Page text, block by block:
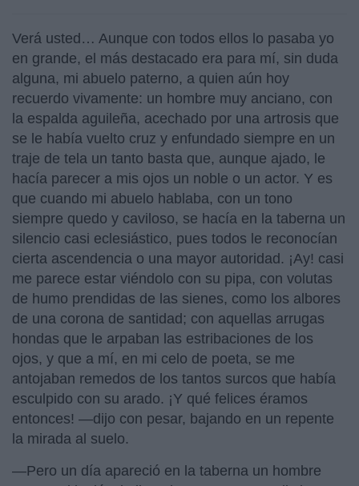
Verá usted… Aunque con todos ellos lo pasaba yo
en grande, el más destacado era para mí, sin duda
alguna, mi abuelo paterno, a quien aún hoy
recuerdo vivamente: un hombre muy anciano, con
la espalda aguileña, acechado por una artrosis que
se le había vuelto cruz y enfundado siempre en un
traje de tela un tanto basta que, aunque ajado, le
hacía parecer a mis ojos un noble o un actor. Y es
que cuando mi abuelo hablaba, con un tono
siempre quedo y caviloso, se hacía en la taberna un
silencio casi eclesiástico, pues todos le reconocían
cierta ascendencia o una mayor autoridad. ¡Ay! casi
me parece estar viéndolo con su pipa, con volutas
de humo prendidas de las sienes, como los albores
de una corona de santidad; con aquellas arrugas
hondas que le arpaban las estribaciones de los
ojos, y que a mí, en mi celo de poeta, se me
antojaban remedos de los tantos surcos que había
esculpido con su arado. ¡Y qué felices éramos
entonces! —dijo con pesar, bajando en un repente
la mirada al suelo.
—Pero un día apareció en la taberna un hombre